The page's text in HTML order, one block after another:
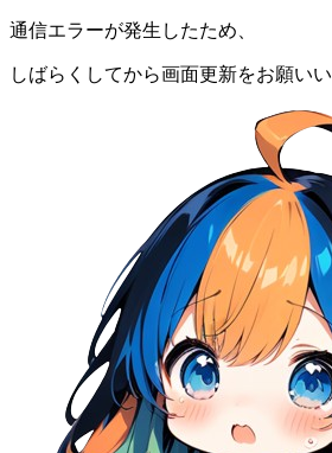
通信エラーが発生したため、
しばらくしてから画面更新をお願いい